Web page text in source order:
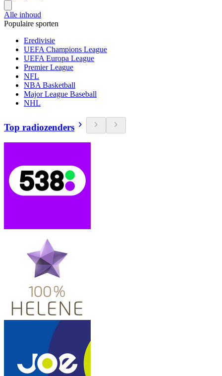
Alle inhoud
Populaire sporten
Eredivisie
UEFA Champions League
UEFA Europa League
Premier League
NFL
NBA Basketball
Major League Baseball
NHL
Top radiozenders